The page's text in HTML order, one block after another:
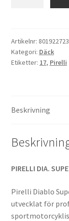
SC2
120/70
R
mängd
Artikelnr:
Kategori: Däck
Etiketter: 17, Pirelli
Beskrivning
PIRELLI DIA.
Pirelli Diablo
utvecklat för